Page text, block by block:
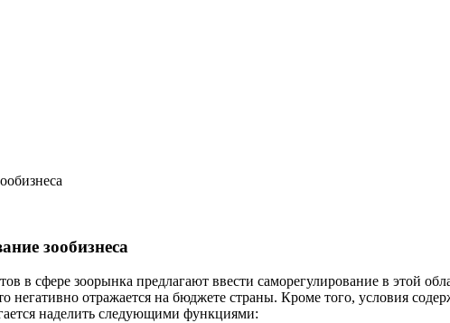
зообизнеса
в сфере зоорынка предлагают ввести саморегулирование в этой
отражается на бюджете страны. Кроме того, условия
наделить следующими функциями: